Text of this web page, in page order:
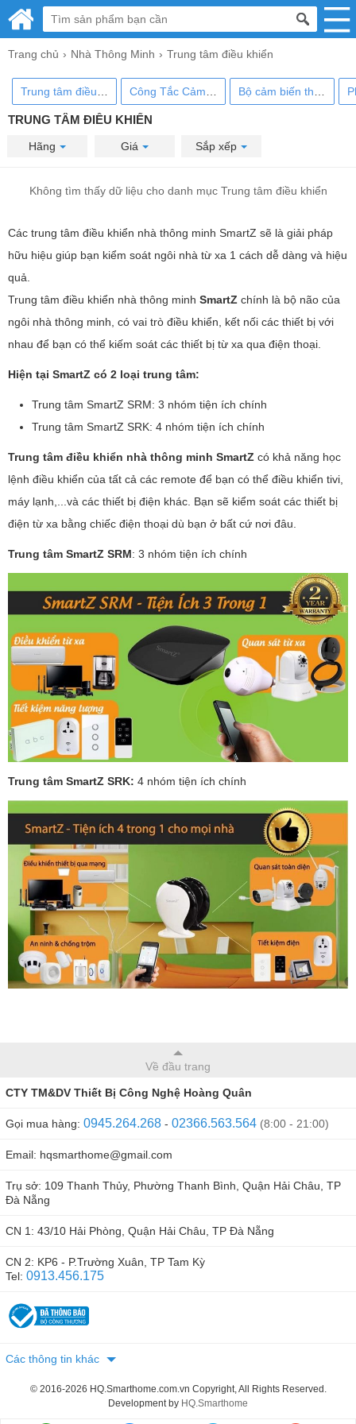
Trang chủ Nhà Thông Minh Trung tâm điều khiển
TRUNG TÂM ĐIỀU KHIỂN
Hãng Giá Sắp xếp
Không tìm thấy dữ liệu cho danh mục Trung tâm điều khiển
Các trung tâm điều khiển nhà thông minh SmartZ sẽ là giải pháp
hữu hiệu giúp bạn kiểm soát ngôi nhà từ xa 1 cách dễ dàng và hiệu
quả.
Trung tâm điều khiển nhà thông minh SmartZ chính là bộ não của
ngôi nhà thông minh, có vai trò điều khiển, kết nối các thiết bị với
nhau để bạn có thể kiếm soát các thiết bị từ xa qua điện thoại.
Hiện tại SmartZ có 2 loại trung tâm:
Trung tâm SmartZ SRM: 3 nhóm tiện ích chính
Trung tâm SmartZ SRK: 4 nhóm tiện ích chính
Trung tâm điều khiển nhà thông minh SmartZ có khả năng học
lệnh điều khiển của tất cả các remote để bạn có thể điều khiển tivi,
máy lạnh,...và các thiết bị điện khác. Bạn sẽ kiểm soát các thiết bị
điện từ xa bằng chiếc điện thoại dù bạn ở bất cứ nơi đâu.
Trung tâm SmartZ SRM: 3 nhóm tiện ích chính
Trung tâm SmartZ SRK: 4 nhóm tiện ích chính
Về đầu trang
CTY TM&DV Thiết Bị Công Nghệ Hoàng Quân
Gọi mua hàng: 0945.264.268 - 02366.563.564 (8:00 - 21:00)
Email: hqsmarthome@gmail.com
Trụ sở: 109 Thanh Thủy, Phường Thanh Bình, Quận Hải Châu, TP
Đà Nẵng
CN 1: 43/10 Hải Phòng, Quận Hải Châu, TP Đà Nẵng
CN 2: KP6 - P.Trường Xuân, TP Tam Kỳ
Tel: 0913.456.175
Các thông tin khác
© 2016-2026 HQ.Smarthome.com.vn Copyright, All Rights Reserved.
Development by HQ.Smarthome